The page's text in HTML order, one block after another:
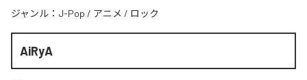
ジャンル： J-Pop / アニメ / ロック
AiRyA